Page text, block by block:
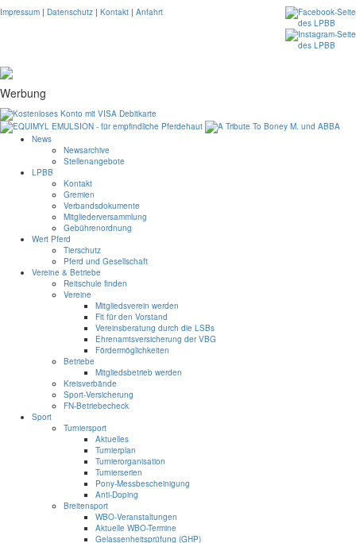
Impressum | Datenschutz | Kontakt | Anfahrt
Werbung
News
Newsarchive
Stellenangebote
LPBB
Kontakt
Gremien
Verbandsdokumente
Mitgliederversammlung
Gebührenordnung
Wert Pferd
Tierschutz
Pferd und Gesellschaft
Vereine & Betriebe
Reitschule finden
Vereine
Mitgliedsverein werden
Fit für den Vorstand
Vereinsberatung durch die LSBs
Ehrenamtsversicherung der VBG
Fördermöglichkeiten
Betriebe
Mitgliedsbetrieb werden
Kreisverbände
Sport-Versicherung
FN-Betriebecheck
Sport
Turniersport
Aktuelles
Turnierplan
Turnierorganisation
Turnierserien
Pony-Messbescheinigung
Anti-Doping
Breitensport
WBO-Veranstaltungen
Aktuelle WBO-Termine
Gelassenheitsprüfung (GHP)